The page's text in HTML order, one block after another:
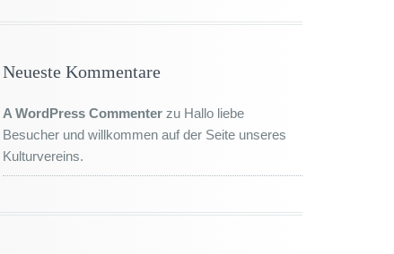
Neueste Kommentare
A WordPress Commenter zu Hallo liebe
Besucher und willkommen auf der Seite unseres
Kulturvereins.